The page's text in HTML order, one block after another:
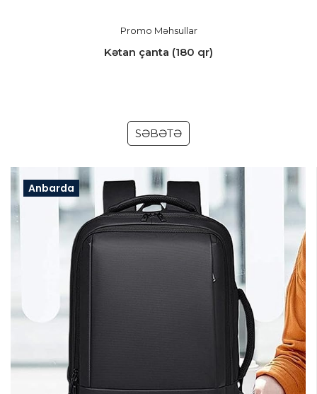
Promo Məhsullar
Kətan çanta (180 qr)
SƏBƏTƏ
Anbarda